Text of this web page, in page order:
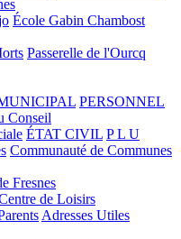
École Gabin Chambost
Passerelle de l'Ourcq
PERSONNEL
Conseil
ÉTAT CIVIL P L U
Communauté de Communes
Fresnes
de Loisirs
Adresses Utiles